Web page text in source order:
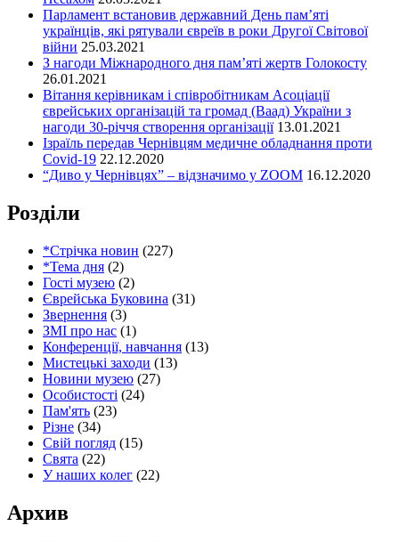
Парламент встановив державний День пам’яті
українців, які рятували євреїв в роки Другої Світової
війни 25.03.2021
З нагоди Міжнародного дня пам’яті жертв Голокосту
26.01.2021
Вітання керівникам і співробітникам Асоціації
єврейських організацій та громад (Ваад) України з
нагоди 30-річчя створення організації 13.01.2021
Ізраїль передав Чернівцям медичне обладнання проти
Covid-19 22.12.2020
“Диво у Чернівцях” – відзначимо у ZOOM 16.12.2020
Розділи
*Стрічка новин (227)
*Тема дня (2)
Гості музею (2)
Єврейська Буковина (31)
Звернення (3)
ЗМІ про нас (1)
Конференції, навчання (13)
Мистецькі заходи (13)
Новини музею (27)
Особистості (24)
Пам'ять (23)
Різне (34)
Свій погляд (15)
Свята (22)
У наших колег (22)
Архив